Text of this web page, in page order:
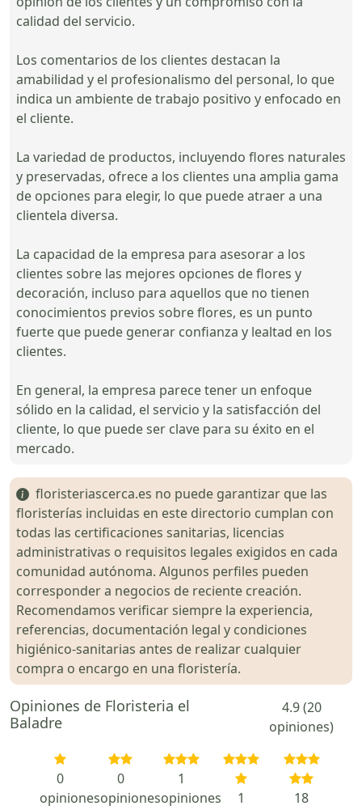
calidad del servicio.
Los comentarios de los clientes destacan la
amabilidad y el profesionalismo del personal, lo que
indica un ambiente de trabajo positivo y enfocado en
el cliente.
La variedad de productos, incluyendo flores naturales
y preservadas, ofrece a los clientes una amplia gama
de opciones para elegir, lo que puede atraer a una
clientela diversa.
La capacidad de la empresa para asesorar a los
clientes sobre las mejores opciones de flores y
decoración, incluso para aquellos que no tienen
conocimientos previos sobre flores, es un punto
fuerte que puede generar confianza y lealtad en los
clientes.
En general, la empresa parece tener un enfoque
sólido en la calidad, el servicio y la satisfacción del
cliente, lo que puede ser clave para su éxito en el
mercado.
floristeriascerca.es no puede garantizar que las
floristerías incluidas en este directorio cumplan con
todas las certificaciones sanitarias, licencias
administrativas o requisitos legales exigidos en cada
comunidad autónoma. Algunos perfiles pueden
corresponder a negocios de reciente creación.
Recomendamos verificar siempre la experiencia,
referencias, documentación legal y condiciones
higiénico-sanitarias antes de realizar cualquier
compra o encargo en una floristería.
Opiniones de Floristeria el
Baladre
4.9 (20
opiniones)
0
opiniones
0
opiniones
1
opiniones
1
18